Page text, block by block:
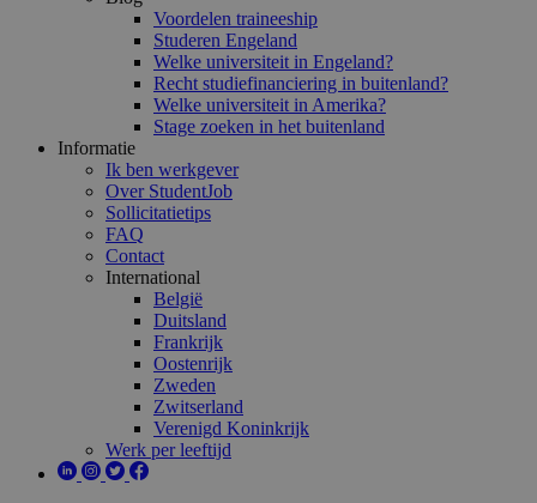
Voordelen traineeship
Studeren Engeland
Welke universiteit in Engeland?
Recht studiefinanciering in buitenland?
Welke universiteit in Amerika?
Stage zoeken in het buitenland
Informatie
Ik ben werkgever
Over StudentJob
Sollicitatietips
FAQ
Contact
International
België
Duitsland
Frankrijk
Oostenrijk
Zweden
Zwitserland
Verenigd Koninkrijk
Werk per leeftijd